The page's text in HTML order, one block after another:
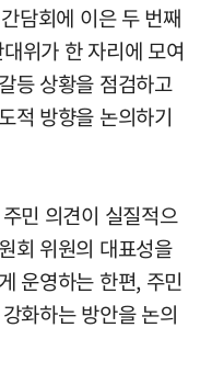
담회에 이은 두 번째
위가 한 자리에 모여
등 상황을 점검하고
적 방향을 논의하기
민 의견이 실질적으
회 위원의 대표성을
운영하는 한편, 주민
화하는 방안을 논의